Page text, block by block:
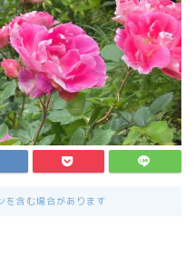
を含む場合があります